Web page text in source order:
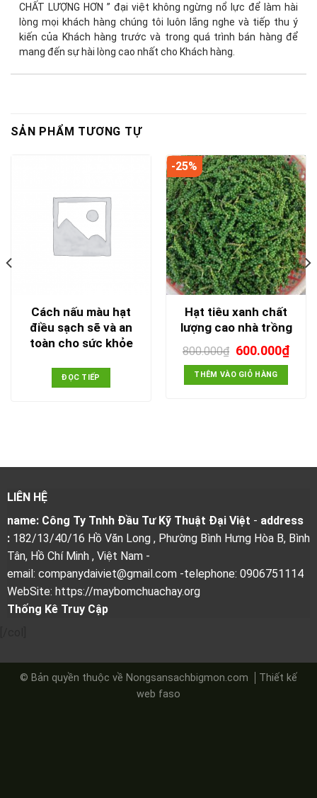
CHẤT LƯỢNG HƠN ” đại việt không ngừng nổ lực để làm hài
lòng mọi khách hàng chúng tôi luôn lắng nghe và tiếp thu ý
kiến của Khách hàng trước và trong quá trình bán hàng để
mang đến sự hài lòng cao nhất cho Khách hàng.
SẢN PHẨM TƯƠNG TỰ
Cách nấu màu hạt
điều sạch sẽ và an
toàn cho sức khỏe
ĐỌC TIẾP
-25%
Hạt tiêu xanh chất
lượng cao nhà trồng
800.000₫ Giá
gốc
là:
800.000₫.
600.000₫Giá
hiện
THÊM VÀO GIỎ HÀNG
LIÊN HỆ
name: Công Ty Tnhh Đầu Tư Kỹ Thuật Đại Việt - address
:182/13/40/16 Hồ Văn Long , Phường Bình Hưng Hòa B, Bình
Tân, Hồ Chí Minh , Việt Nam -
email: companydaiviet@gmail.com -telephone: 0906751114
WebSite: https://maybomchuachay.org
Thống Kê Truy Cập
© Bản quyền thuộc về Nongsansachbigmon.com
Thiết kế
web faso